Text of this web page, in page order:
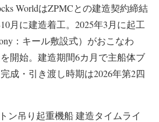
WorldはZPMCとの建造契約締結
月に建造着工。2025年3月に起工
：キール敷設式）がおこなわ
開始。建造期間6カ月で主船体ブ
成・引き渡し時期は2026年第2四
ン吊り起重機船 建造タイムライ